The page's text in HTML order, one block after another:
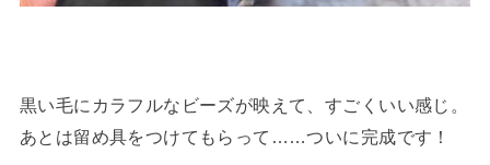
黒い毛にカラフルなビーズが映えて、すごくいい感じ。
あとは留め具をつけてもらって……ついに完成です！